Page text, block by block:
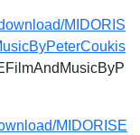
MIDORIS
MIDORISE